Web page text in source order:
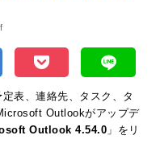
表、連絡先、タスク、タ
Outlookがアップデ
Outlook 4.54.0 」をリ